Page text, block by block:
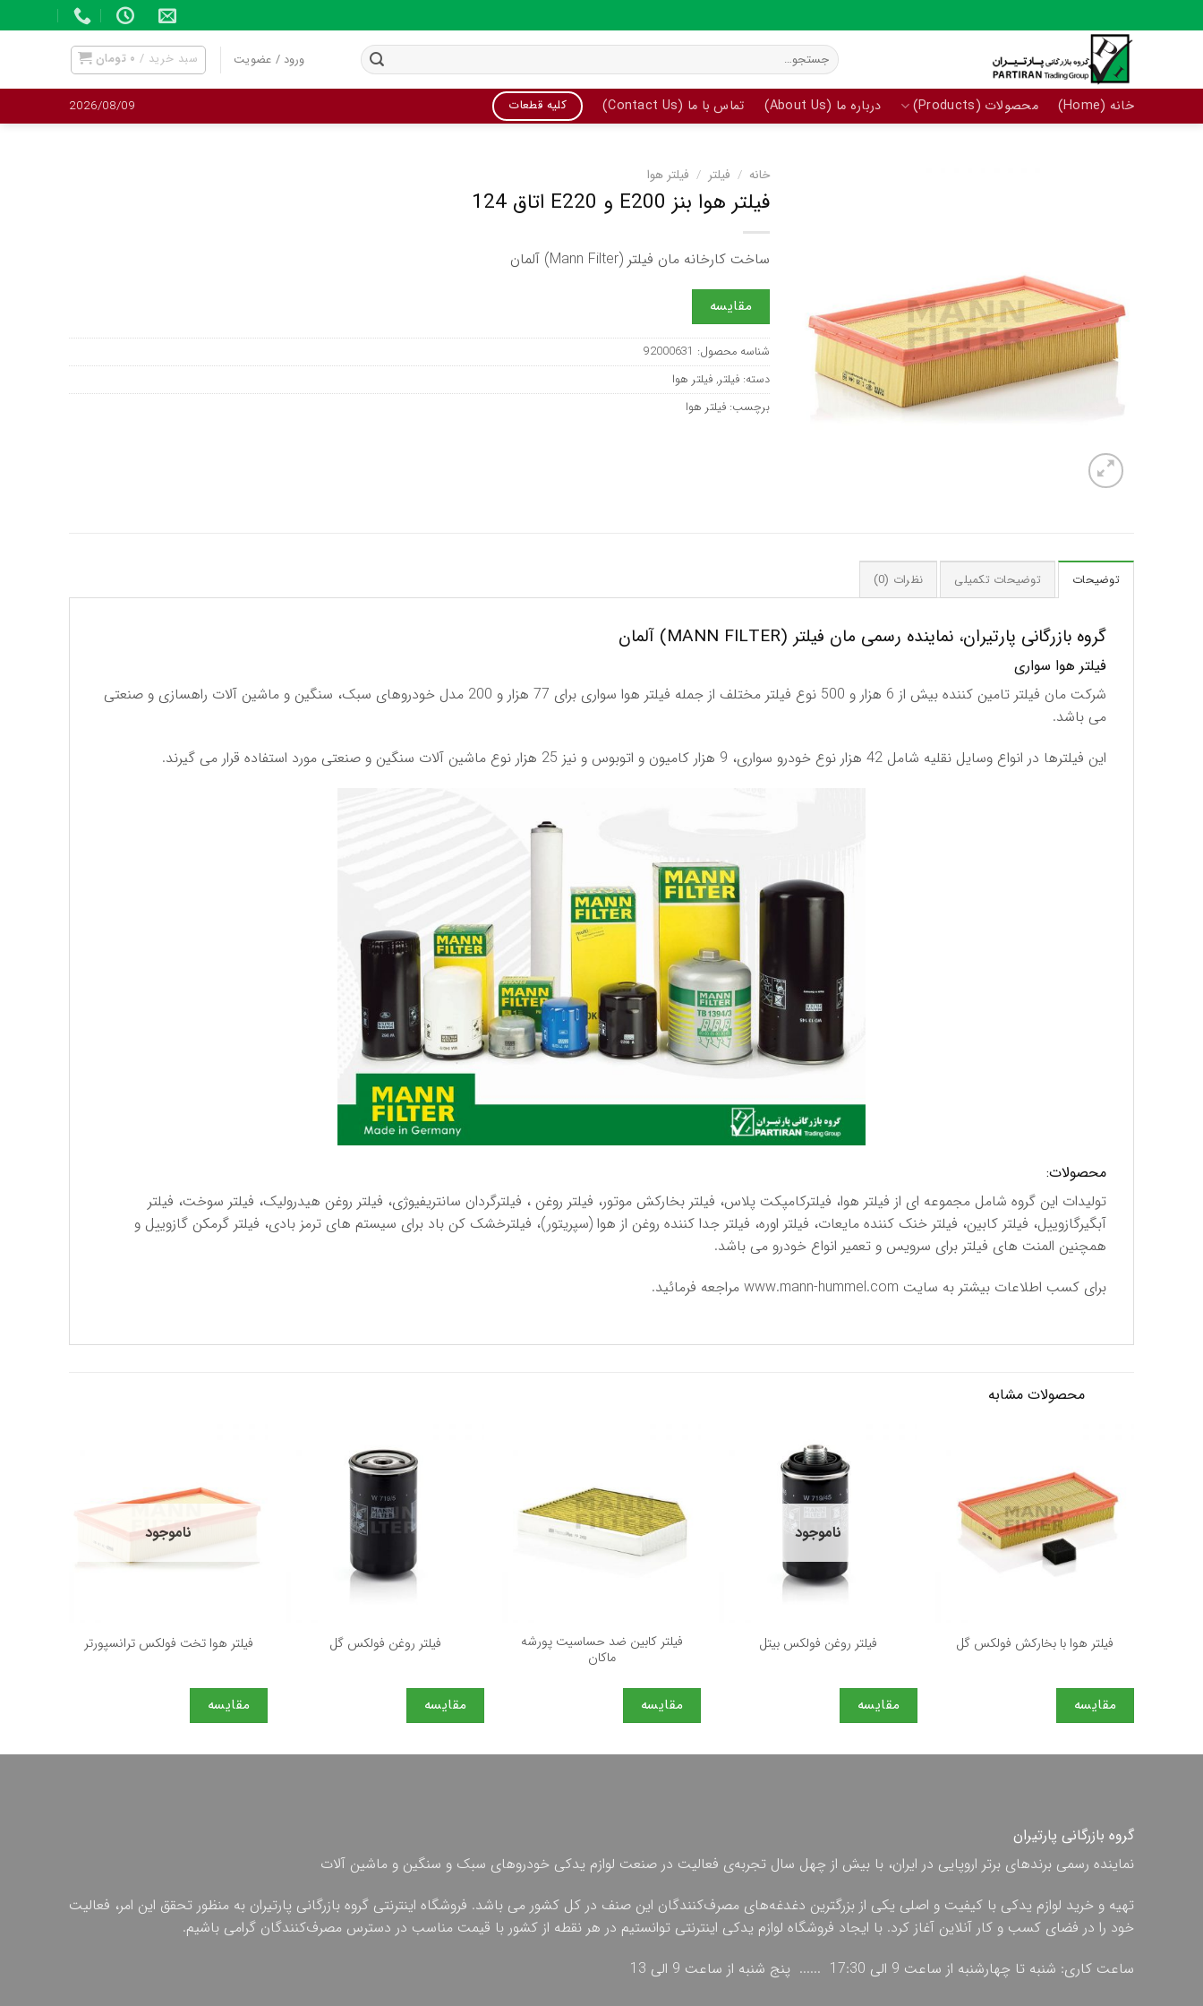
to
جستجو
برای:
ورود / عضویت سبد خرید / ۰ تومان
خانه (Home) محصولات (Products) درباره ما (About Us) تماس با ما (Contact Us) کلیه قطعات 2026/08/09
خانه / فیلتر / فیلتر هوا
فیلتر هوا بنز E200 و E220 اتاق 124
ساخت کارخانه مان فیلتر (Mann Filter) آلمان
مقایسه
شناسه محصول: 92000631
دسته: فیلتر, فیلتر هوا
برچسب: فیلتر هوا
توضیحات توضیحات تکمیلی نظرات (0)
گروه بازرگانی پارتیران، نماینده رسمی مان فیلتر (MANN FILTER) آلمان
فیلتر هوا سواری
شركت مان فیلتر تامین كننده بیش از 6 هزار و 500 نوع فیلتر مختلف از جمله فیلتر هوا سواری برای 77 هزار و 200 مدل خودروهای سبک، سنگین و ماشین آلات راهسازی و صنعتی
می باشد.
این فیلترها در انواع وسایل نقلیه شامل 42 هزار نوع خودرو سواری، 9 هزار كامیون و اتوبوس و نیز 25 هزار نوع ماشین آلات سنگین و صنعتی مورد استفاده قرار می گیرند.
محصولات:
تولیدات این گروه شامل مجموعه ای از فیلتر هوا، فیلترکامپکت پلاس، فیلتر بخارکش موتور، فیلتر روغن ، فیلترگردان سانتریفیوژی، فیلتر روغن هیدرولیک، فیلتر سوخت، فیلتر
آبگیرگازوییل، فیلتر کابین، فیلتر خنک کننده مایعات، فیلتر اوره، فیلتر جدا کننده روغن از هوا (سپریتور)، فیلترخشک کن باد برای سیستم های ترمز بادی، فیلتر گرمکن گازوییل و
همچنین المنت های فیلتر برای سرویس و تعمیر انواع خودرو می باشد.
برای كسب اطلاعات بیشتر به سایت www.mann-hummel.com مراجعه فرمائید.
محصولات مشابه
فیلتر هوا با بخاركش فولكس گل
مقایسه
ناموجود
فیلتر روغن فولكس بیتل
مقایسه
فیلتر كابین ضد حساسیت پورشه
ماكان
مقایسه
فیلتر روغن فولكس گل
مقایسه
ناموجود
فیلتر هوا تخت فولكس ترانسپورتر
مقایسه
گروه بازرگانی پارتیران
نماینده رسمی برندهای برتر اروپایی در ایران، با بیش از چهل سال تجربه‌ی فعالیت در صنعت لوازم یدکی خودروهای سبک و سنگین و ماشین آلات
تهیه و خرید لوازم یدکی با کیفیت و اصلی یکی از بزرگترین دغدغه‌های مصرف‌کنندگان این صنف در کل کشور می باشد. فروشگاه اینترنتی گروه بازرگانی پارتیران به منظور تحقق این امر، فعالیت
خود را در فضای کسب و کار آنلاین آغاز کرد. با ایجاد فروشگاه لوازم یدکی اینترنتی توانستیم در هر نقطه از کشور با قیمت مناسب در دسترس مصرف‌کنندگان گرامی باشیم.
ساعت کاری: شنبه تا چهارشنبه از ساعت 9 الی 17:30 ...... پنج شنبه از ساعت 9 الی 13